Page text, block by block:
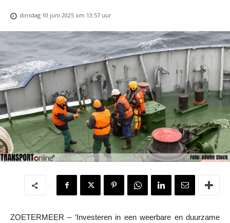
dinsdag 10 juni 2025 om 13:57 uur
ZOETERMEER – ‘Investeren in een weerbare en duurzame